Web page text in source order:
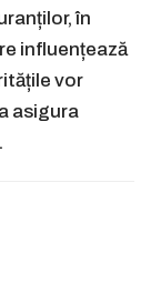
în
influențează
vor
asigura